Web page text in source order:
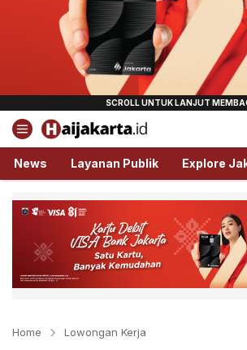
Haijakarta.id
Semua Tentang Jakarta Ada Disini!
News Layanan Publik Explore
Home Lowongan Kerja